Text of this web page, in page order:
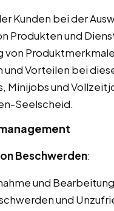
Kunden bei der
Produkten und
von
und Vorteilen bei
Minijobs und
Seelscheid.
Beschwerden:
und
und